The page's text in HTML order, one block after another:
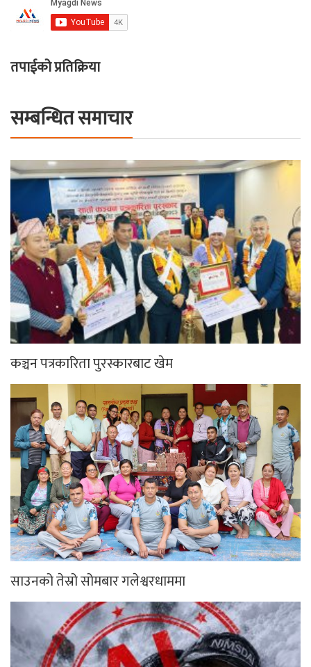
तपाईको प्रतिक्रिया
सम्बन्धित समाचार
कञ्चन पत्रकारिता पुरस्कारबाट खेम
साउनको तेस्रो सोमबार गलेश्वरधाममा